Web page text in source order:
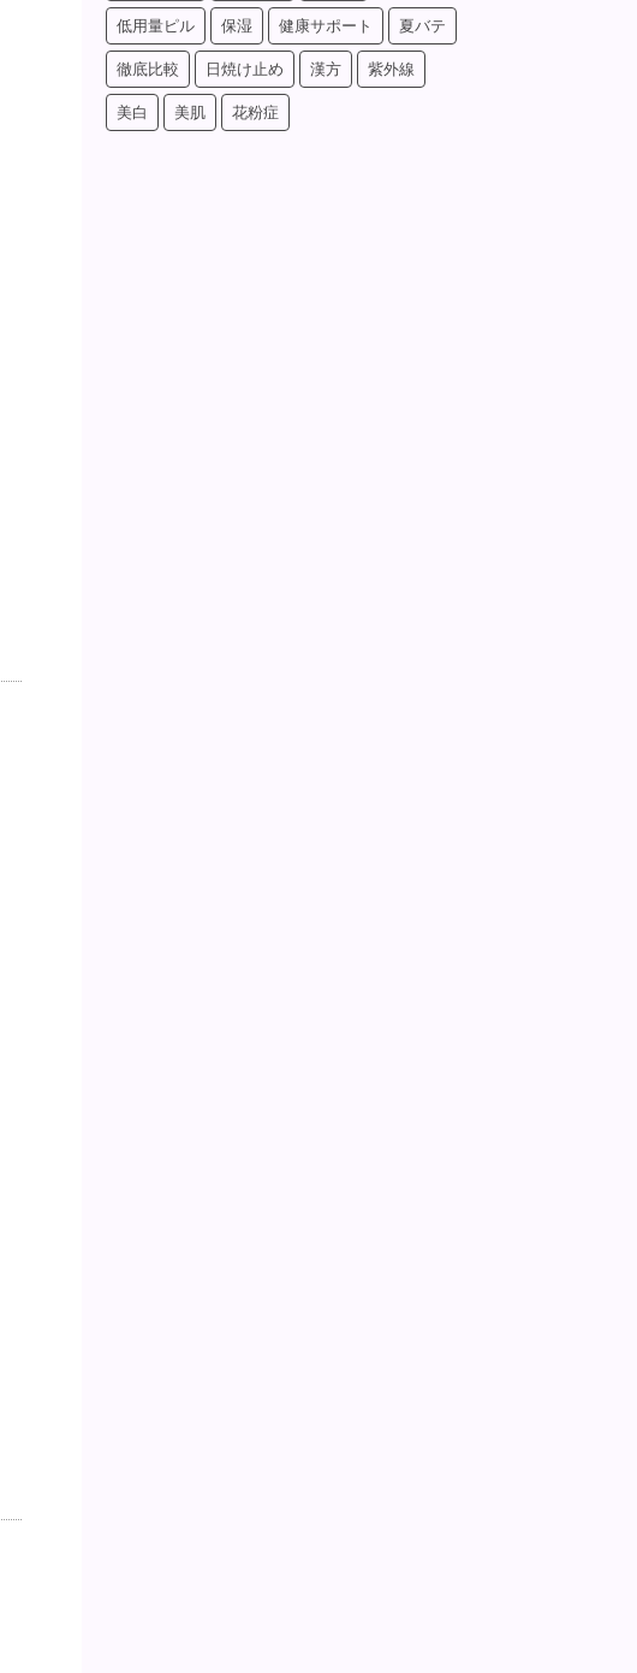
低用量ピル 保湿 健康サポート 夏バテ
徹底比較 日焼け止め 漢方 紫外線
美白 美肌 花粉症